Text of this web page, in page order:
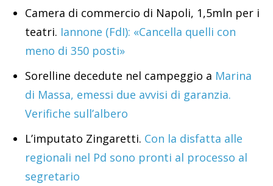
Camera di commercio di Napoli, 1,5mln per i
teatri. Iannone (FdI): «Cancella quelli con
meno di 350 posti»
Sorelline decedute nel campeggio a Marina
di Massa, emessi due avvisi di garanzia.
Verifiche sull’albero
L’imputato Zingaretti. Con la disfatta alle
regionali nel Pd sono pronti al processo al
segretario